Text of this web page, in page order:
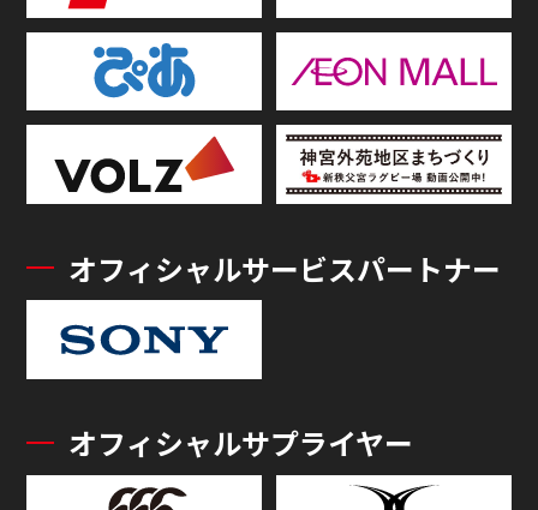
オフィシャルサービスパートナー
オフィシャルサプライヤー